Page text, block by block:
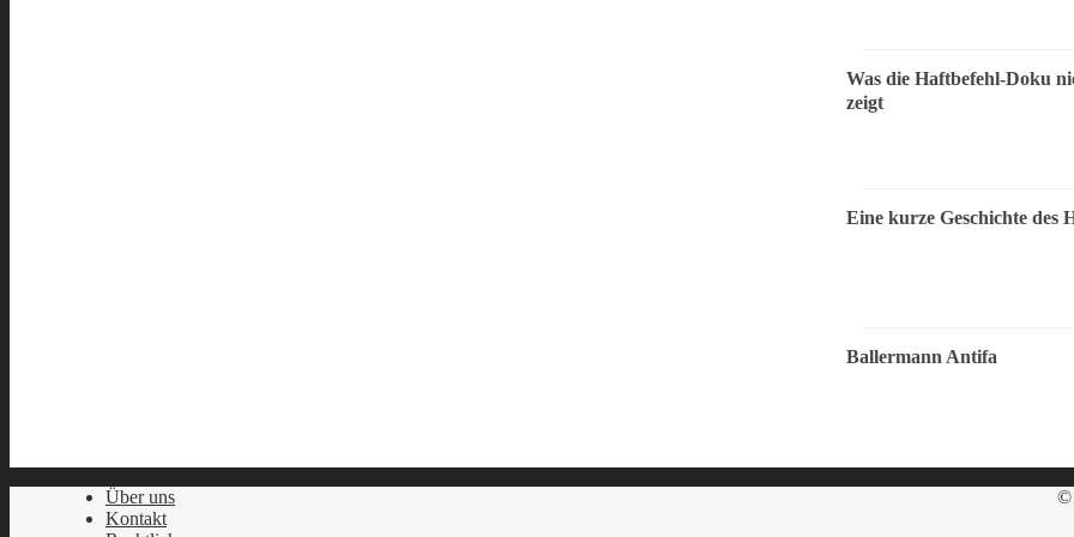
Was die Haftbefehl-Doku
zeigt
Eine kurze Geschichte des
Ballermann Antifa
©
Über uns
Kontakt